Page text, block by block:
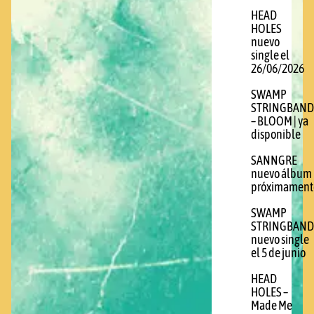
HEAD
HOLES
nuevo
single el
26/06/2026
SWAMP
STRINGBAND
– BLOOM | ya
disponible
SANNGRE
nuevo álbum
SWAMP
STRINGBAND
nuevo single
el 5 de junio
HEAD
HOLES –
Made Me